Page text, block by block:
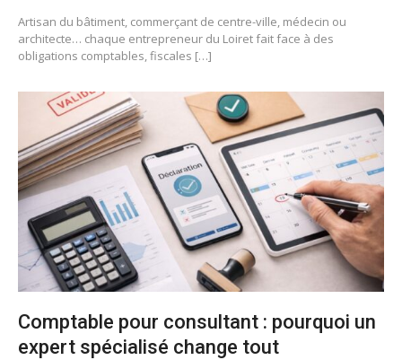
Artisan du bâtiment, commerçant de centre-ville, médecin ou
architecte… chaque entrepreneur du Loiret fait face à des
obligations comptables, fiscales […]
Comptable pour consultant : pourquoi un
expert spécialisé change tout